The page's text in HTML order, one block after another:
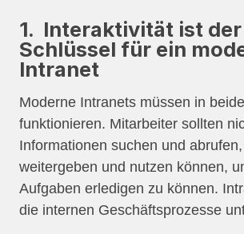
1. Interaktivität ist der
Schlüssel für ein
Intranet
Moderne Intranets müssen in
funktionieren. Mitarbeiter sollten
Informationen suchen und
weitergeben und nutzen können,
Aufgaben erledigen zu können.
die internen Geschäftsprozesse